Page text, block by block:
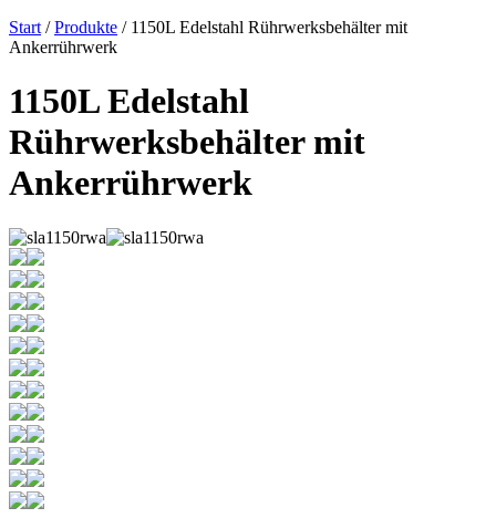
Start /Produkte / 1150L Edelstahl Rührwerksbehälter mit
Ankerrührwerk
1150L Edelstahl
Rührwerksbehälter mit
Ankerrührwerk